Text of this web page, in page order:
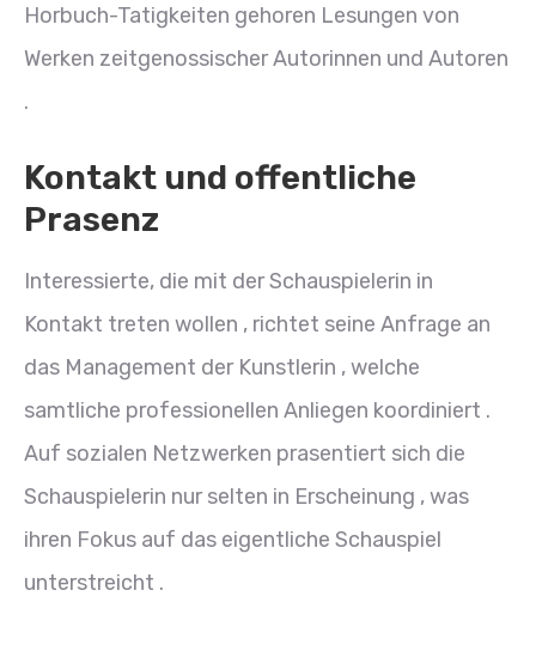
Horbuch-Tatigkeiten gehoren Lesungen von
Werken zeitgenossischer Autorinnen und Autoren
.
Kontakt und offentliche
Prasenz
Interessierte, die mit der Schauspielerin in
Kontakt treten wollen , richtet seine Anfrage an
das Management der Kunstlerin , welche
samtliche professionellen Anliegen koordiniert .
Auf sozialen Netzwerken prasentiert sich die
Schauspielerin nur selten in Erscheinung , was
ihren Fokus auf das eigentliche Schauspiel
unterstreicht .